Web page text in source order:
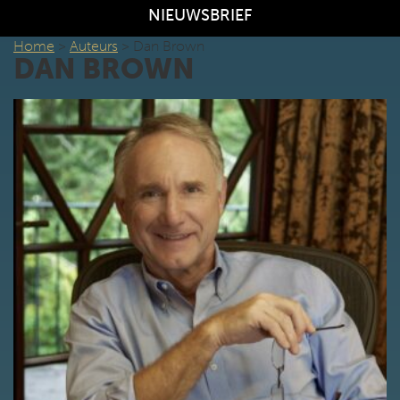
NIEUWSBRIEF
Home > Auteurs > Dan Brown
DAN BROWN